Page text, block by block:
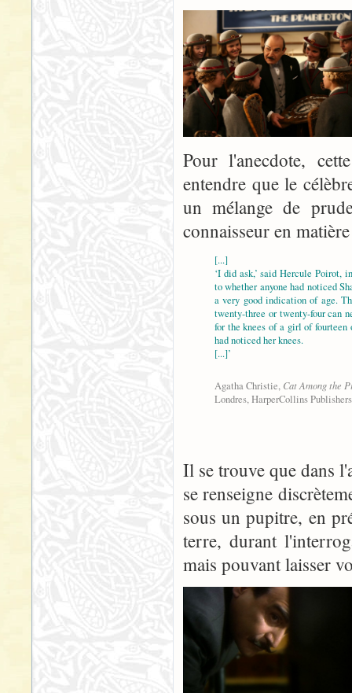
Pour l'anecdote,
entendre que le
un mélange de
connaisseur en
[...]
‘I did ask,’ said Hercule Poirot,
to whether anyone had noticed
a very good indication of age.
twenty-three or twenty-four can
for the knees of a girl of fourteen
had noticed her knees.
[...]’
Agatha Christie, Cat Among the
Londres, HarperCollins
Il se trouve que dans
se renseigne
sous un pupitre, en
terre, durant
mais pouvant laisser